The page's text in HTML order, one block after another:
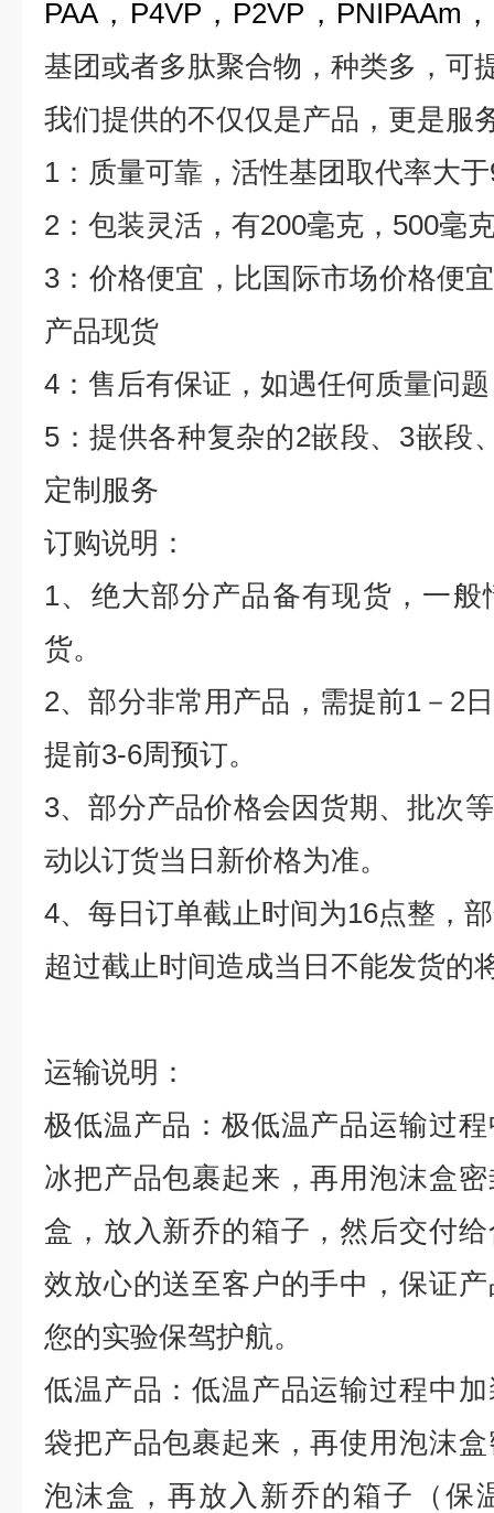
PAA， P4VP ， P2VP ， PNIPAAm ，
基团或者多肽聚合物，种类多，可
我们提供的不仅仅是产品，更是服
1 ：质量可靠，活性基团取代率大于
2 ：包装灵活，有200毫克， 500毫
3 ：价格便宜，比国际市场价格便宜
产品现货
4 ：售后有保证，如遇任何质量问
5 ：提供各种复杂的2嵌段、 3嵌段
定制服务
订购说明：
1、绝大部分产品备有现货，一
货。
2、部分非常用产品，需提前1 － 2
提前3-6周预订。
3、部分产品价格会因货期、批次
动以订货当日新价格为准。
4、每日订单截止时间为16点整，
超过截止时间造成当日不能发货的
运输说明：
极低温产品：极低温产品运输过
冰把产品包裹起来，再用泡沫盒
盒，放入新乔的箱子，然后交付
效放心的送至客户的手中，保证
您的实验保驾护航。
低温产品：低温产品运输过程中
袋把产品包裹起来，再使用泡沫
泡沫盒，再放入新乔的箱子（保